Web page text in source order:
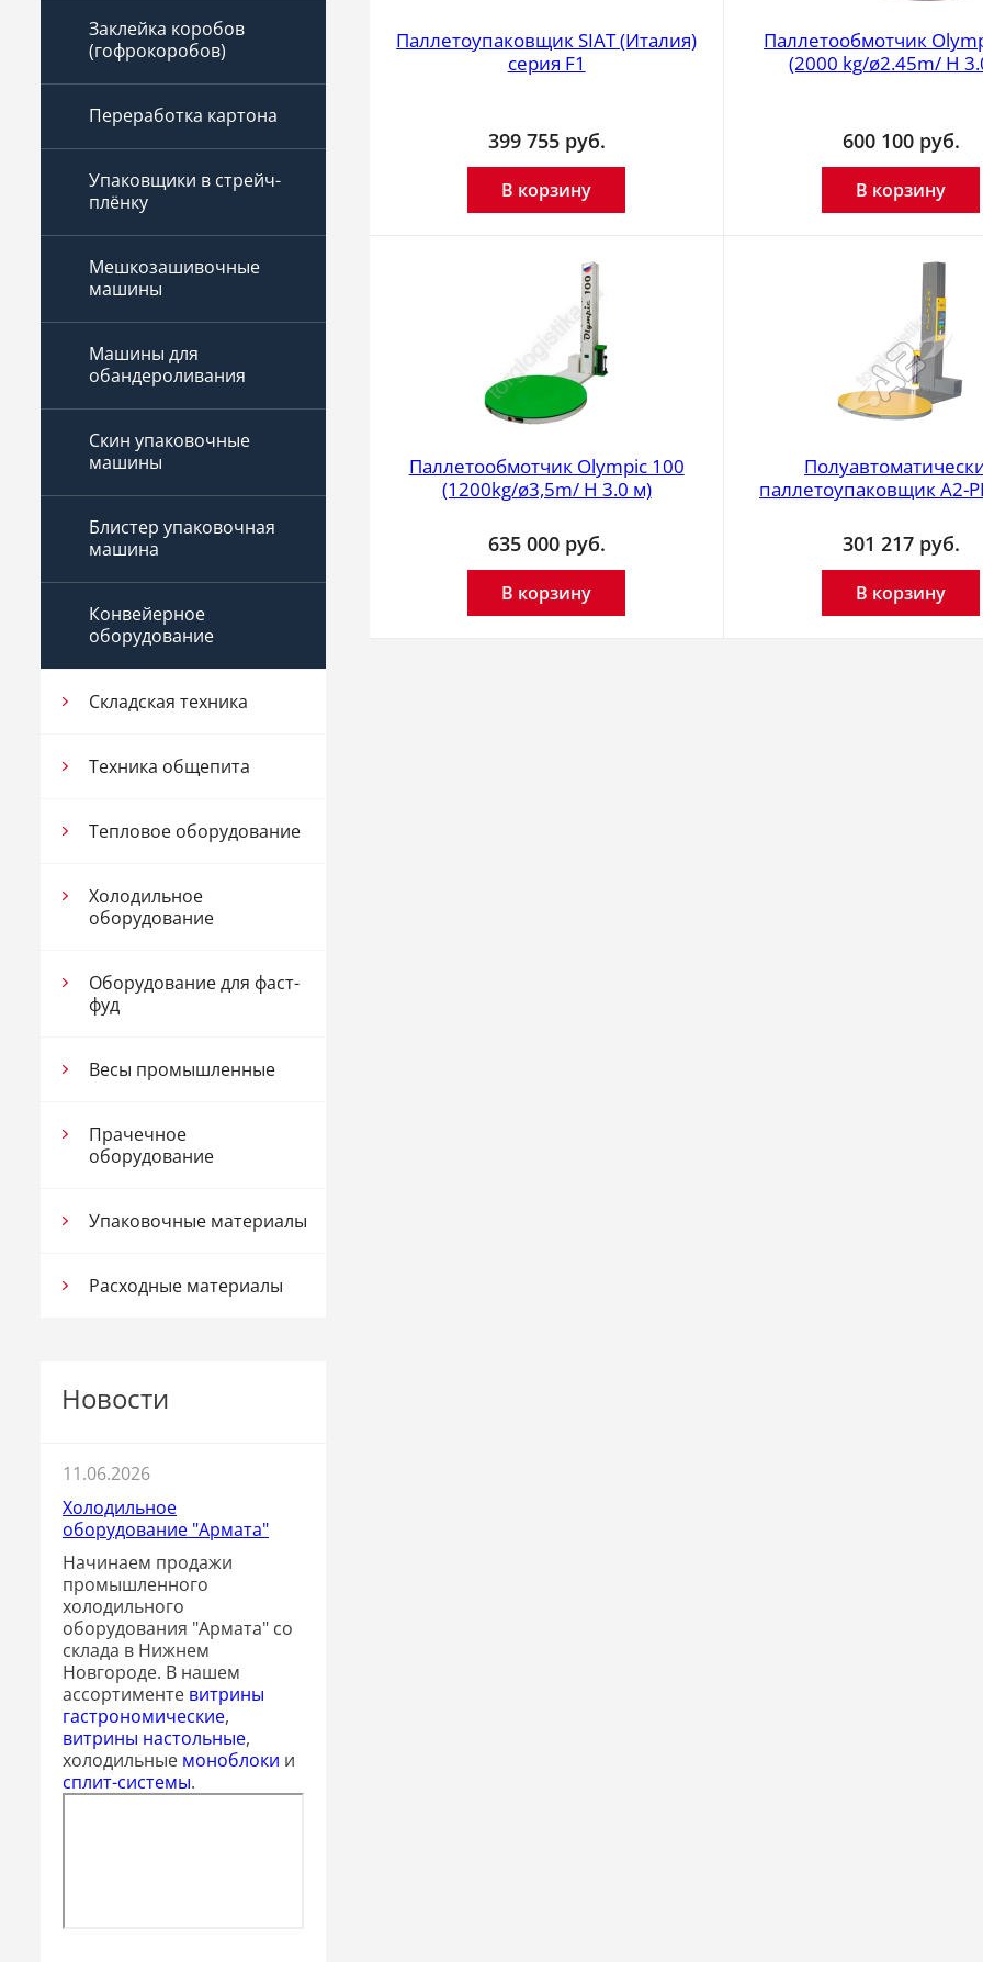
Заклейка коробов
(гофрокоробов)
Переработка картона
Упаковщики в стрейч-
плёнку
Мешкозашивочные
машины
Машины для
обандероливания
Скин упаковочные
машины
Блистер упаковочная
машина
Конвейерное
оборудование
Складская техника
Техника общепита
Тепловое оборудование
Холодильное
оборудование
Оборудование для фаст-
фуд
Весы промышленные
Прачечное
оборудование
Упаковочные материалы
Расходные материалы
Новости
11.06.2026
Холодильное
оборудование "Армата"
Начинаем продажи
промышленного
холодильного
оборудования "Армата" со
склада в Нижнем
Новгороде. В нашем
ассортименте витрины
гастрономические,
витрины настольные,
холодильные моноблоки и
сплит-системы.
Паллетоупаковщик SIAT (Италия)
серия F1
399 755 руб.
В корзину
Паллетообмотчик
(2000 kg/ø2.45m/ H
600 100 руб.
В корзину
Паллетообмотчик Olympic 100
(1200kg/ø3,5m/ H 3.0 м)
635 000 руб.
В корзину
паллетоупаковщик А2-
301 217 руб.
В корзину